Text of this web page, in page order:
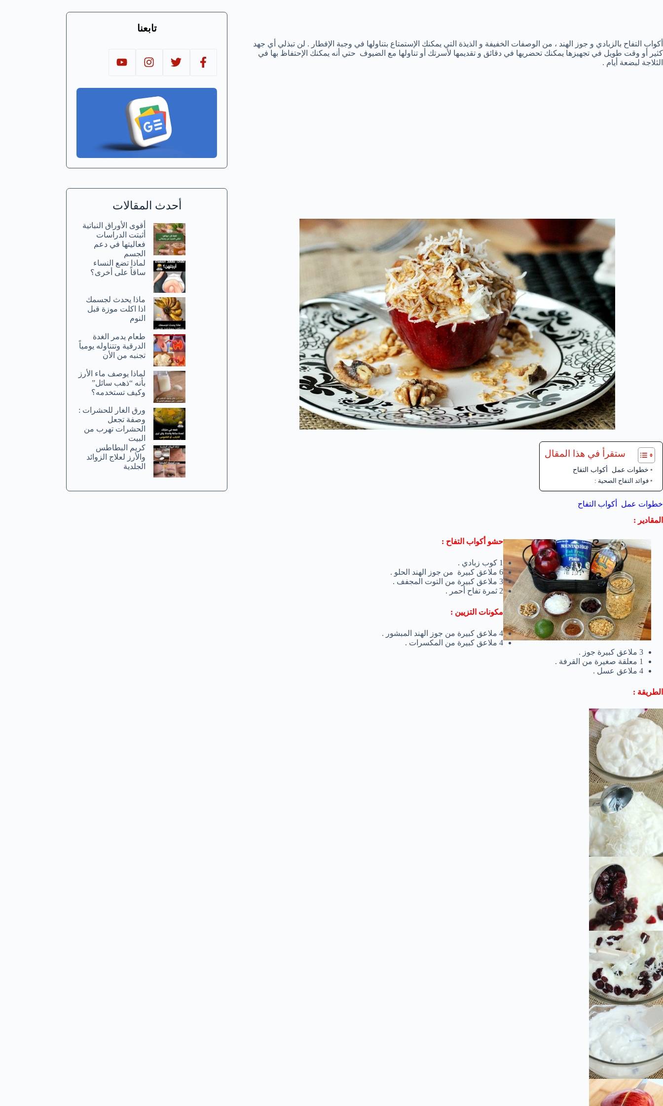
أكواب التفاح بالزبادي و جوز الهند ، من الوصفات الخفيفة و الذيذة التي يمكنك الإستمتاع بتناولها في وجبة الإفطار . لن تبذلي أي جهد
كثير أو وقت طويل في تجهيزها يمكنك تحضريها في دقائق و تقديمها لأسرتك أو تناولها مع الضيوف حتي أنه يمكنك الإحتفاظ بها في
الثلاجة لبضعة أيام .
ستقرأ في هذا المقال
خطوات عمل أكواب التفاح
فوائد التفاح الصحية :
خطوات عمل أكواب التفاح
المقادير :
حشو أكواب التفاح :
1 كوب زبادي .
6 ملاعق كبيرة من جوز الهند الحلو .
3 ملاعق كبيرة من التوت المجفف .
2 ثمرة تفاح أحمر .
مكونات التزيين :
4 ملاعق كبيرة من جوز الهند المبشور .
4 ملاعق كبيرة من المكسرات .
3 ملاعق كبيرة جوز .
1 معلقة صغيرة من القرفة .
4 ملاعق عسل .
الطريقة :
تابعنا
أحدث المقالات
أقوى الأوراق النباتية
أثبتت الدراسات
فعاليتها في دعم
الجسم
لماذا تضع النساء
ساقاً على أخرى؟
ماذا يحدث لجسمك
اذا اكلت موزة قبل
النوم
طعام يدمر الغدة
الدرقية وتتناوله يومياً
تجنبه من الأن
لماذا يوصف ماء الأرز
بأنه “ذهب سائل”
وكيف تستخدمه؟
ورق الغار للحشرات :
وصفة تجعل
الحشرات تهرب من
البيت
كريم البطاطس
والأرز لعلاج الزوائد
الجلدية